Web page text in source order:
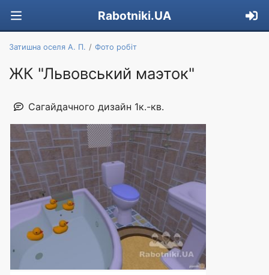
Rabotniki.UA
Затишна оселя А. П. Фото робіт
ЖК "Львовський маэток"
Сагайдачного дизайн 1к.-кв.